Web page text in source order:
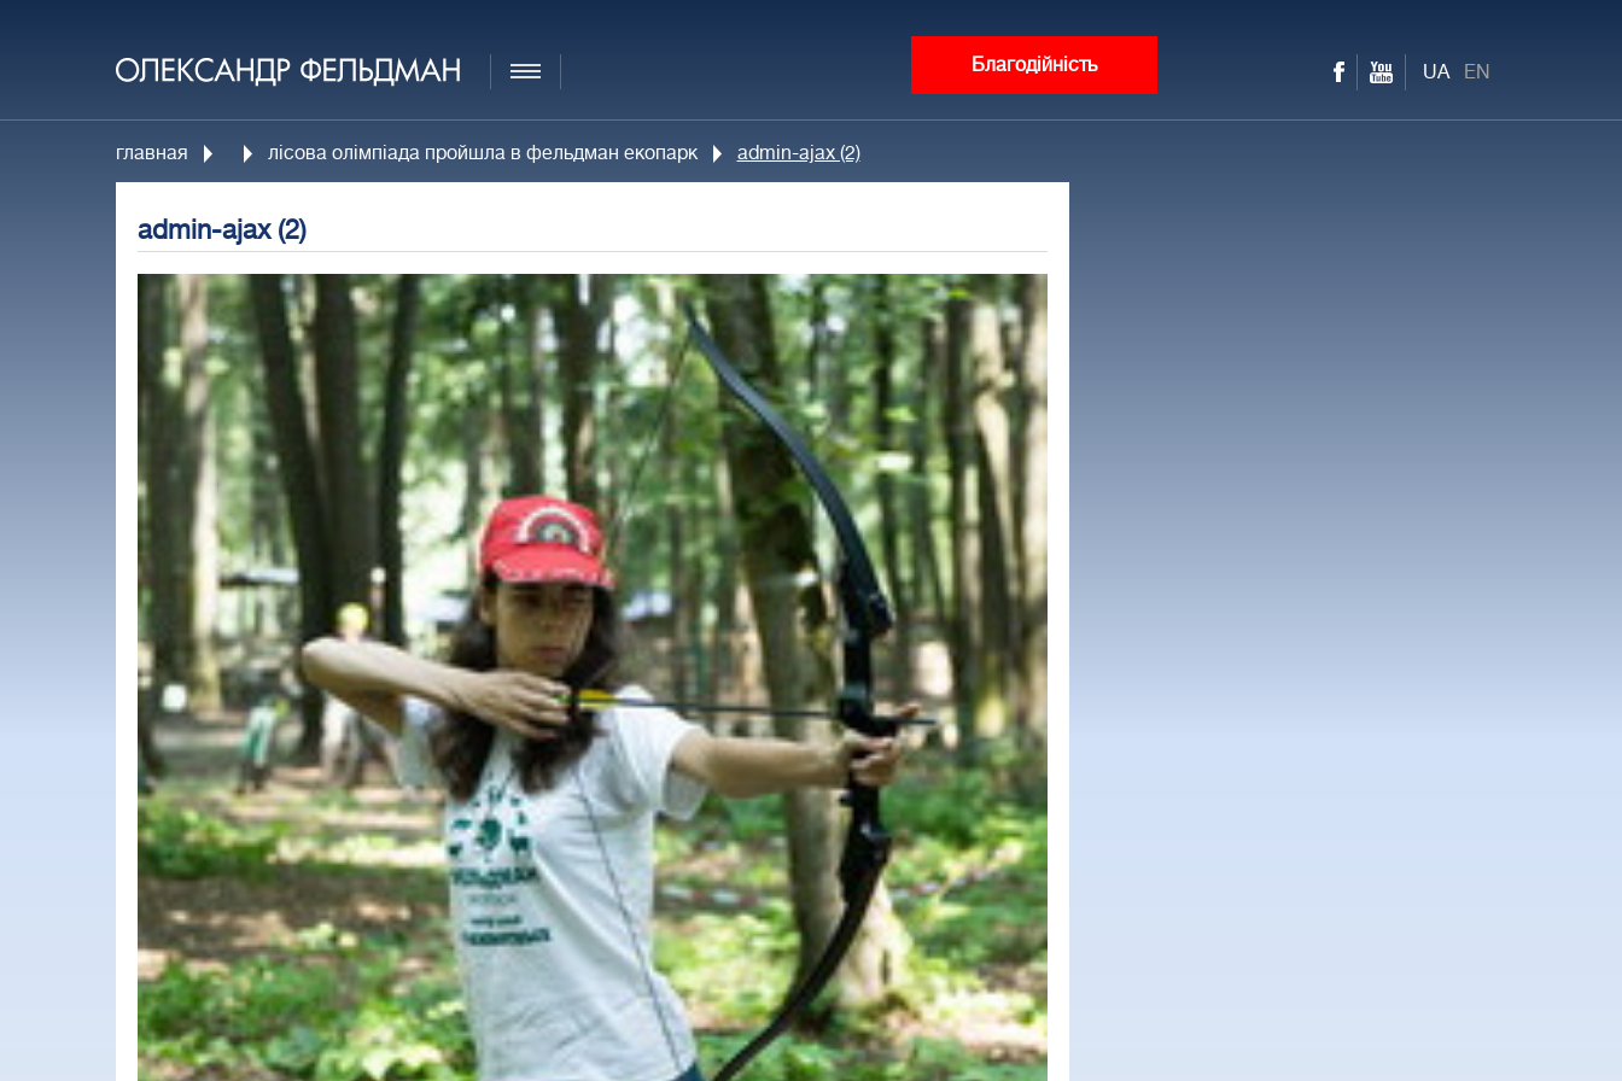
Благодійність UA EN
главная лісова олімпіада пройшла в фельдман екопарк admin-ajax (2)
admin-ajax (2)